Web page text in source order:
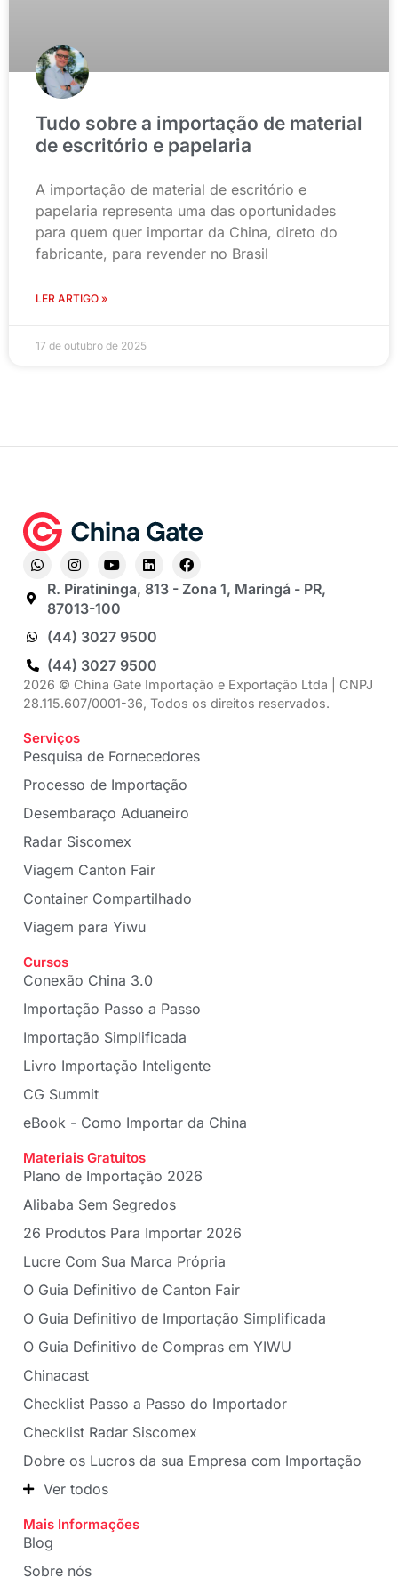
Tudo sobre a importação de material
de escritório e papelaria
A importação de material de escritório e
papelaria representa uma das oportunidades
para quem quer importar da China, direto do
fabricante, para revender no Brasil
LER ARTIGO »
17 de outubro de 2025
R. Piratininga, 813 - Zona 1, Maringá - PR,
87013-100
(44) 3027 9500
(44) 3027 9500
2026 © China Gate Importação e Exportação Ltda | CNPJ
28.115.607/0001-36, Todos os direitos reservados.
Serviços
Pesquisa de Fornecedores
Processo de Importação
Desembaraço Aduaneiro
Radar Siscomex
Viagem Canton Fair
Container Compartilhado
Viagem para Yiwu
Cursos
Conexão China 3.0
Importação Passo a Passo
Importação Simplificada
Livro Importação Inteligente
CG Summit
eBook - Como Importar da China
Materiais Gratuitos
Plano de Importação 2026
Alibaba Sem Segredos
26 Produtos Para Importar 2026
Lucre Com Sua Marca Própria
O Guia Definitivo de Canton Fair
O Guia Definitivo de Importação Simplificada
O Guia Definitivo de Compras em YIWU
Chinacast
Checklist Passo a Passo do Importador
Checklist Radar Siscomex
Dobre os Lucros da sua Empresa com Importação
Ver todos
Mais Informações
Blog
Sobre nós